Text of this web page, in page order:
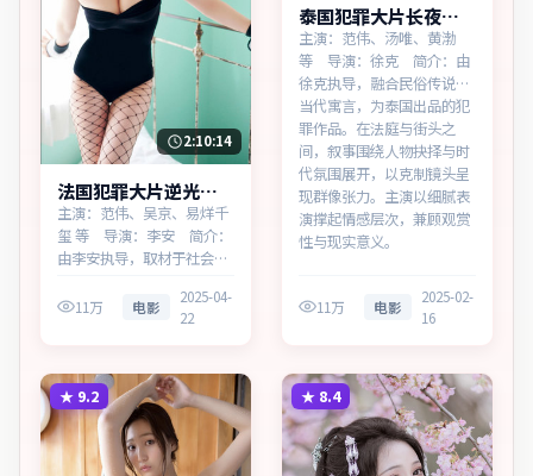
2:10:14
法国犯罪大片逆光追
缉多终端播放
主演：范伟、吴京、易烊千
玺 等 导演：李安 简介：
由李安执导，取材于社会新
品。在边境小城与首都之
间，叙事围绕人物抉择与时
长，值得细品。主演以细腻
表演撑起情感层次，兼顾观
赏性与现实意义。
11万 电影
2025-04-
22
泰国犯罪大片长夜回
响热播更新中
主演：范伟、汤唯、黄渤
等 导演：徐克 简介：由
徐克执导，融合民俗传说与
当代寓言，为泰国出品的犯
罪作品。在法庭与街头之
间，叙事围绕人物抉择与时
代氛围展开，以克制镜头呈
现群像张力。主演以细腻表
演撑起情感层次，兼顾观赏
性与现实意义。
11万 电影
2025-02-
16
★ 9.2 ★ 8.4